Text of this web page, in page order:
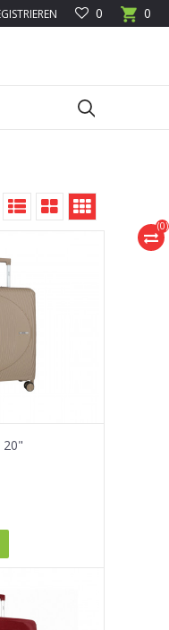
0
0
(0)
20"